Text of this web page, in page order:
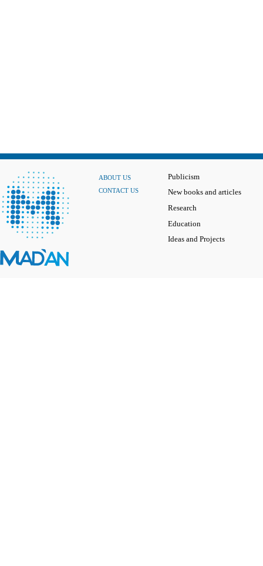
ABOUT US
CONTACT US
Publicism
New books and articles
Research
Education
Ideas and Projects